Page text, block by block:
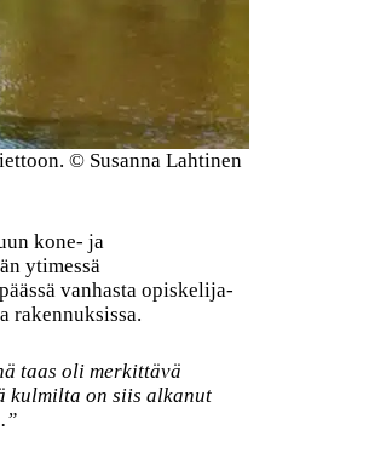
© Susanna Lahtinen
kone- ja
ytimessä
vanhasta opiskelija-
rakennuksissa.
taas oli merkittävä
kulmilta on siis alkanut